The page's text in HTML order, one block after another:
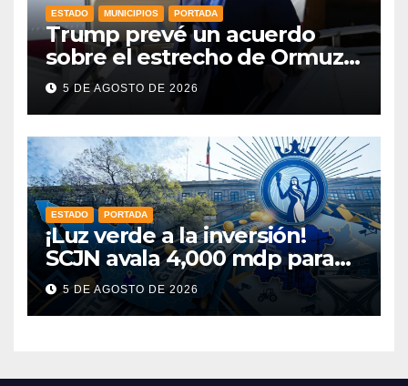
ESTADO MUNICIPIOS PORTADA
Trump prevé un acuerdo
sobre el estrecho de Ormuz
esta misma semana
5 DE AGOSTO DE 2026
ESTADO PORTADA
¡Luz verde a la inversión!
SCJN avala 4,000 mdp para
Guanajuato: ¿en qué se usará
este dinero?
5 DE AGOSTO DE 2026